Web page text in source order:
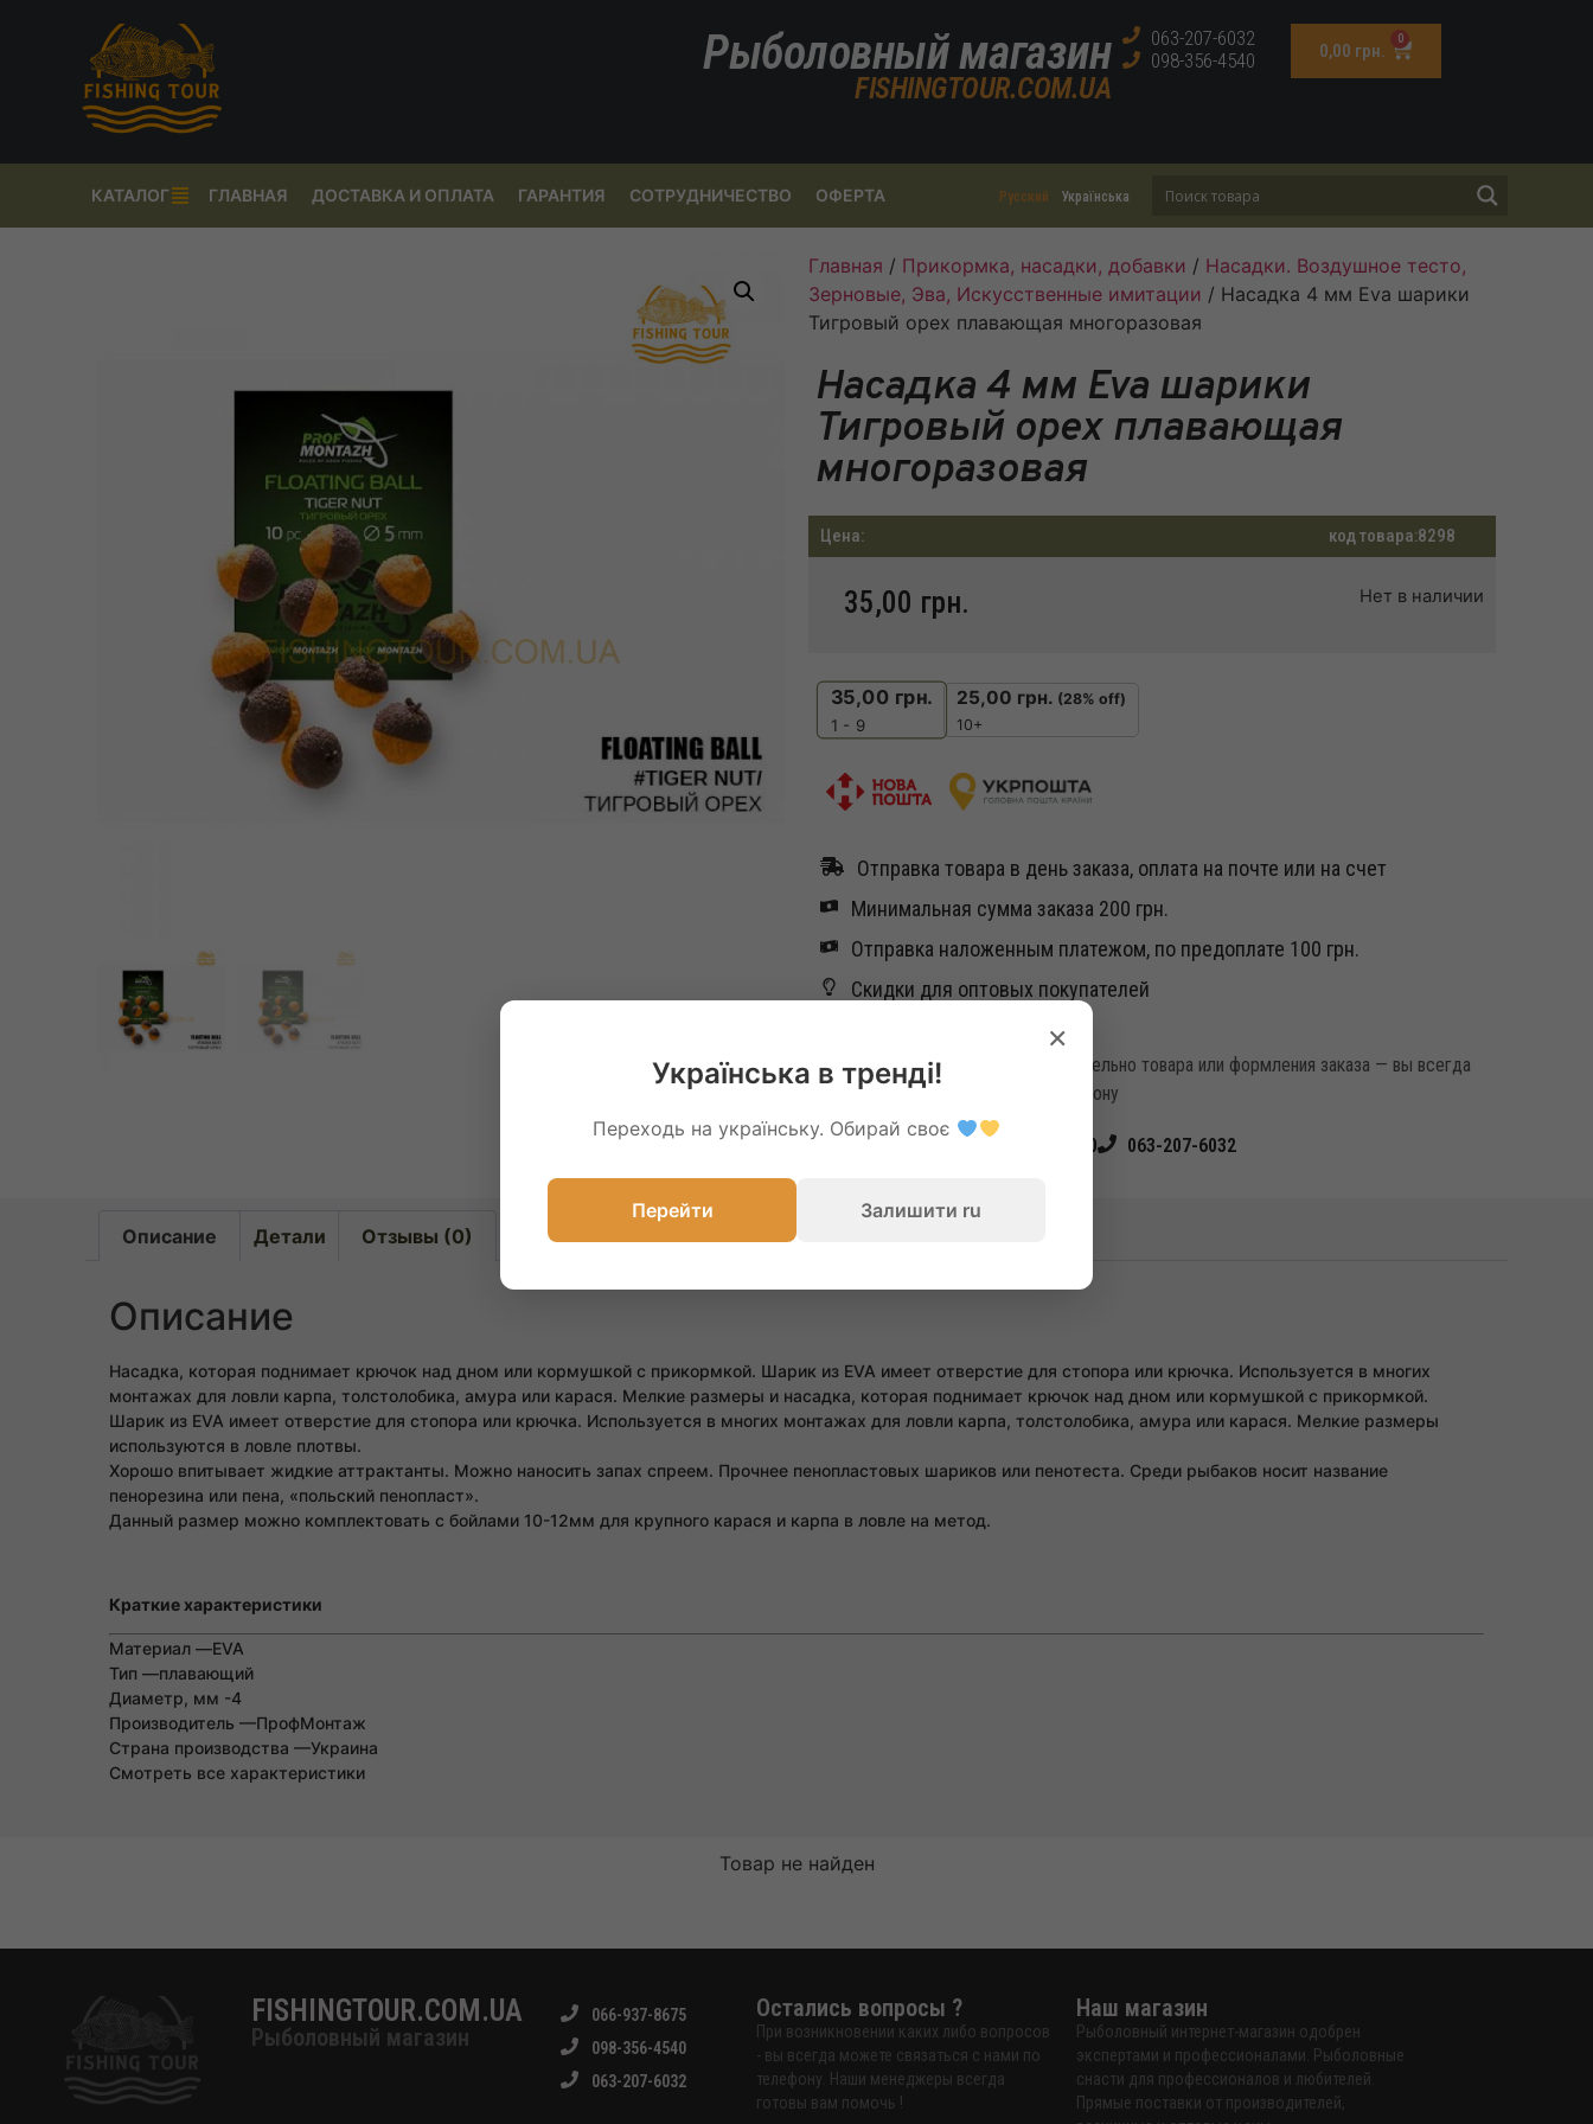
Рыболовный магазин
FISHINGTOUR.COM.UA
063-207-6032
098-356-4540
0,00 грн.
0
Русский Українська
КАТАЛОГ ГЛАВНАЯ ДОСТАВКА И ОПЛАТА ГАРАНТИЯ СОТРУДНИЧЕСТВО ОФЕРТА
Главная / Прикормка, насадки, добавки / Насадки. Воздушное тесто,
Зерновые, Эва, Искусственные имитации / Насадка 4 мм Eva шарики
Тигровый орех плавающая многоразовая
Насадка 4 мм Eva шарики
Тигровый орех плавающая
многоразовая
Цена: код товара:8298
35,00 грн. Нет в наличии
35,00 грн.
1 - 9
25,00 грн. (28% off)
10+
Отправка товара в день заказа, оплата на почте или на счет
Минимальная сумма заказа 200 грн.
Отправка наложенным платежом, по предоплате 100 грн.
Скидки для оптовых покупателей
Если у вас возникли вопросы касательно товара или формления заказа — вы всегда
можете связаться с нами по телефону
066-937-8675 098-356-4540 063-207-6032
Описание Детали Отзывы (0)
Описание
Насадка, которая поднимает крючок над дном или кормушкой с прикормкой. Шарик из EVA имеет отверстие для стопора или крючка. Используется в многих
монтажах для ловли карпа, толстолобика, амура или карася. Мелкие размеры и насадка, которая поднимает крючок над дном или кормушкой с прикормкой.
Шарик из EVA имеет отверстие для стопора или крючка. Используется в многих монтажах для ловли карпа, толстолобика, амура или карася. Мелкие размеры
используются в ловле плотвы.
Хорошо впитывает жидкие аттрактанты. Можно наносить запах спреем. Прочнее пенопластовых шариков или пенотеста. Среди рыбаков носит название
пенорезина или пена, «польский пенопласт».
Данный размер можно комплектовать с бойлами 10-12мм для крупного карася и карпа в ловле на метод.
Краткие характеристики
Материал —EVA
Тип —плавающий
Диаметр, мм -4
Производитель —ПрофМонтаж
Страна производства —Украина
Смотреть все характеристики
Товар не найден
FISHINGTOUR.COM.UA
Рыболовный магазин
066-937-8675
098-356-4540
063-207-6032
Остались вопросы ?
При возникновении каких либо вопросов
- вы всегда можете связаться с нами по
телефону. Наши менеджеры всегда
готовы вам помочь !
Наш магазин
Рыболовный интернет-магазин одобрен
экспертами и профессионалами. Рыболовные
снасти для профессионалов и любителей.
Прямые поставки от производителей,
×
Українська в тренді!
Переходь на українську. Обирай своє
Перейти Залишити ru